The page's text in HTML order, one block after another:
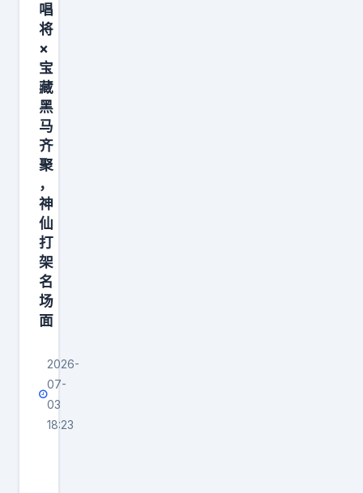
鹰
实
名
举
报
蒋
方
舟
中
国
人
民
大
学
硕
唱
将
×
宝
藏
黑
马
齐
聚
，
神
仙
打
架
名
场
面
2026-
07-
03
18:23